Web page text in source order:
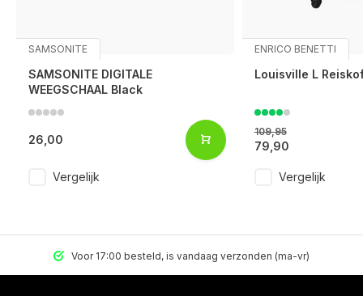
SAMSONITE
SAMSONITE DIGITALE
WEEGSCHAAL Black
26,00
Vergelijk
ENRICO BENETTI
Louisville L
109,95
79,90
Vergelijk
Voor 17:00 besteld, is vandaag verzonden (ma-vr)